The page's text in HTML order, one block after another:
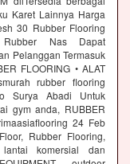
Karet Lainnya Harga
30 Rubber Flooring
Rubber Nas Dapat
Pelanggan Termasuk
FLOORING • ALAT
rubber flooring
Surya Abadi Untuk
gym anda, RUBBER
24 Feb
Rubber Flooring,
komersial dan